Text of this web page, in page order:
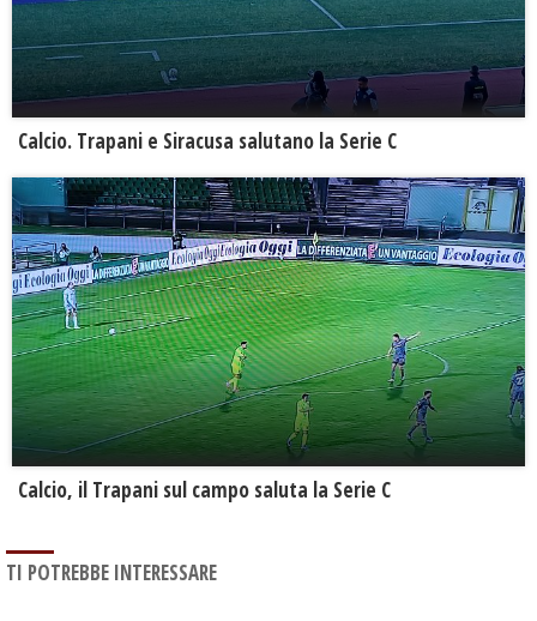
Calcio. Trapani e Siracusa salutano la Serie C
Calcio, il Trapani sul campo saluta la Serie C
TI POTREBBE INTERESSARE